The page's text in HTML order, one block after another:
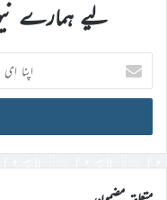
لیے ہمارے
اپنا
ای
میل
ڈی
درج
کریں